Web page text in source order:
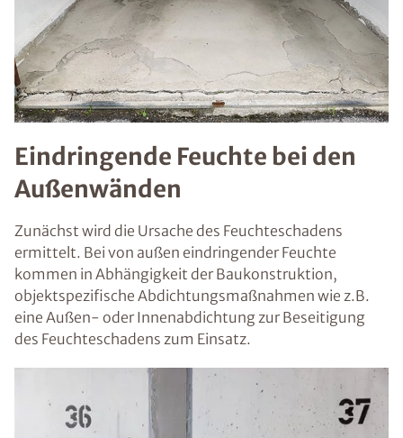
Eindringende Feuchte bei den
Außenwänden
Zunächst wird die Ursache des Feuchteschadens
ermittelt. Bei von außen eindringender Feuchte
kommen in Abhängigkeit der Baukonstruktion,
objektspezifische Abdichtungsmaßnahmen wie z.B.
eine Außen- oder Innenabdichtung zur Beseitigung
des Feuchteschadens zum Einsatz.